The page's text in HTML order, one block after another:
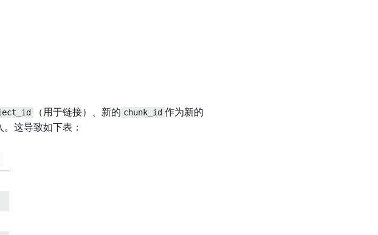
（用于链接）、新的 chunk_id 作为新的
这导致如下表：